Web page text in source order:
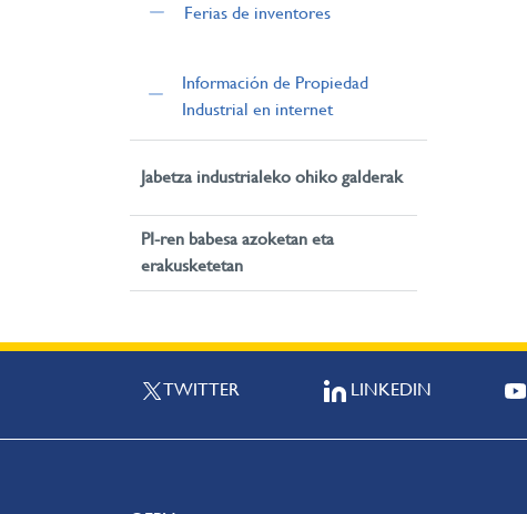
Ferias de inventores
Información de Propiedad
Industrial en internet
Jabetza industrialeko ohiko galderak
PI-ren babesa azoketan eta
erakusketetan
TWITTER LINKEDIN